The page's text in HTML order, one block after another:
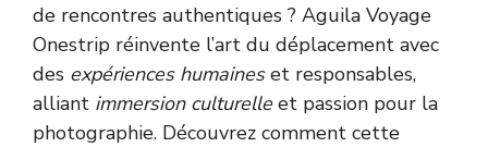
de rencontres authentiques ? Aguila Voyage
Onestrip réinvente l’art du déplacement avec
des expériences humaineset responsables,
alliant immersion culturelleet passion pour la
photographie. Découvrez comment cette